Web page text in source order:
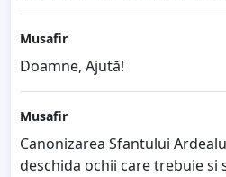
Musafir
Doamne, Ajută!
Musafir
Canonizarea Sfantului
deschida ochii care trebuie si